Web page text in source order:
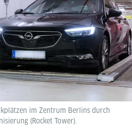
im Zentrum Berlins durch
(Rocket Tower).